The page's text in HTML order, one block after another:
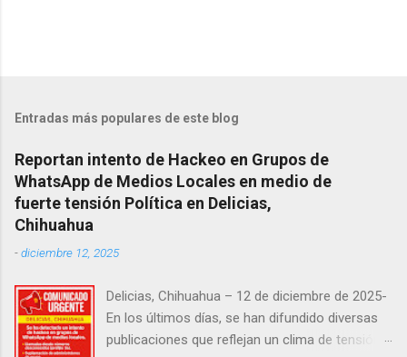
Entradas más populares de este blog
Reportan intento de Hackeo en Grupos de
WhatsApp de Medios Locales en medio de
fuerte tensión Política en Delicias,
Chihuahua
-diciembre 12, 2025
Delicias, Chihuahua – 12 de diciembre de 2025-
En los últimos días, se han difundido diversas
publicaciones que reflejan un clima de tensión